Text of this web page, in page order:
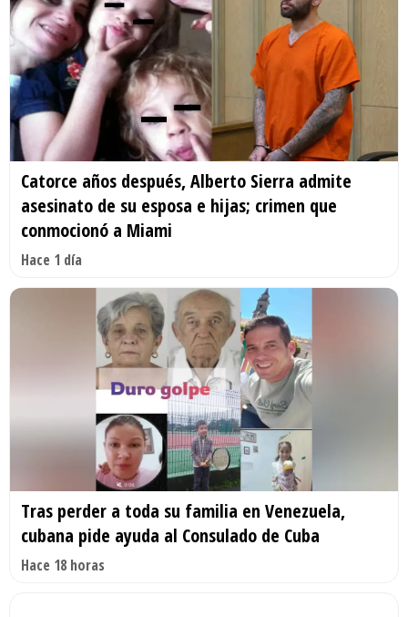
Catorce años después, Alberto Sierra admite
asesinato de su esposa e hijas; crimen que
conmocionó a Miami
Hace 1 día
Tras perder a toda su familia en Venezuela,
cubana pide ayuda al Consulado de Cuba
Hace 18 horas